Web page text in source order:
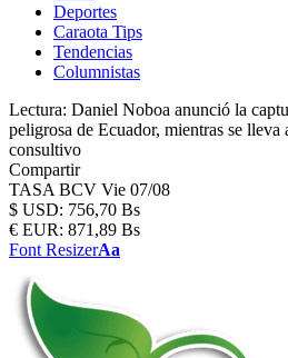
Deportes
Caraota Tips
Tendencias
Columnistas
Lectura: Daniel Noboa anunció la
peligrosa de Ecuador, mientras se lleva
consultivo
Compartir
TASA BCV Vie 07/08
$ USD: 756,70 Bs
€ EUR: 871,89 Bs
Font ResizerAa